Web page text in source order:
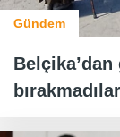
Gündem
bırakmadılar